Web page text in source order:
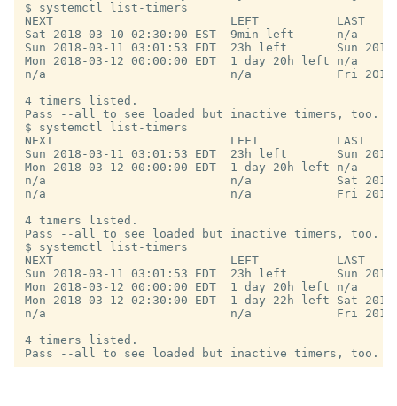
$
NEXT                         LEFT           LAST
Sat 2018-03-10 02:30:00 EST  9min left
Sun 2018-03-11 03:01:53 EDT  23h left       Sun
Mon 2018-03-12 00:00:00 EDT  1 day 20h
n/a                          n/a            Fri 2018-08-24
4 timers listed.
$
NEXT                         LEFT           LAST
Sun 2018-03-11 03:01:53 EDT  23h left       Sun
Mon 2018-03-12 00:00:00 EDT  1 day 20h
n/a                          n/a            Sat 2018-03-
n/a                          n/a            Fri 2018-08-24
4 timers listed.
$
NEXT                         LEFT           LAST
Sun 2018-03-11 03:01:53 EDT  23h left       Sun
Mon 2018-03-12 00:00:00 EDT  1 day 20h
Mon 2018-03-12 02:30:00 EDT  1 day 22h left Sat
n/a                          n/a            Fri 2018-08-24
4 timers listed.